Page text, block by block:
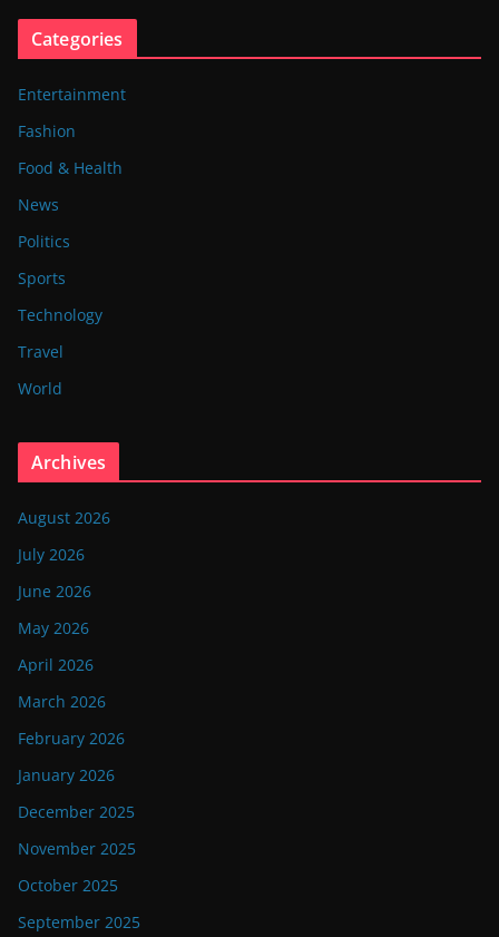
Categories
Entertainment
Fashion
Food & Health
News
Politics
Sports
Technology
Travel
World
Archives
August 2026
July 2026
June 2026
May 2026
April 2026
March 2026
February 2026
January 2026
December 2025
November 2025
October 2025
September 2025